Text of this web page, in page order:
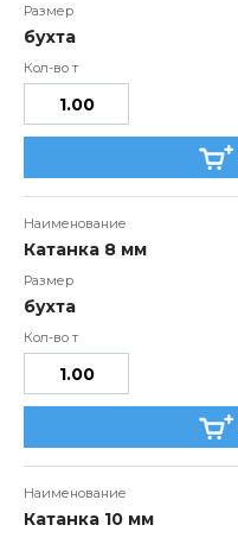
бухта
Катанка 8 мм
бухта
Катанка 10 мм